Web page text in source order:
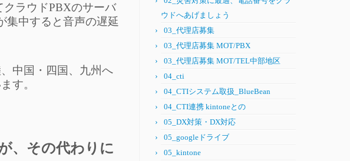
クラウドPBXのサーバ
集中すると音声の遅延
中国・四国、九州へ
す。
、その代わりに
ウドへあげましょう
03_代理店募集
03_代理店募集 MOT/PBX
03_代理店募集 MOT/TEL中部地区
04_cti
04_CTIシステム取扱_BlueBean
04_CTI連携 kintoneとの
05_DX対策・DX対応
05_googleドライブ
05_kintone